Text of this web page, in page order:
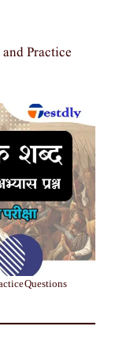
Practice
Questions